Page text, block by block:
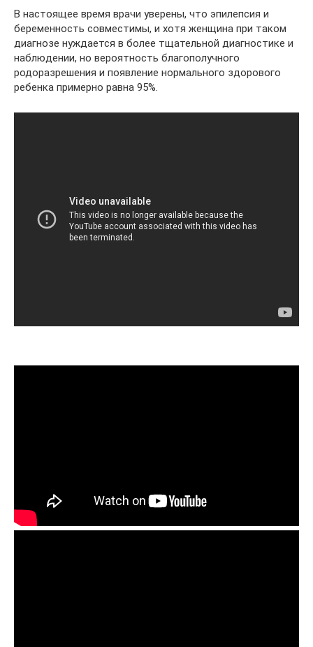
В настоящее время врачи уверены, что эпилепсия и
беременность совместимы, и хотя женщина при таком
диагнозе нуждается в более тщательной диагностике и
наблюдении, но вероятность благополучного
родоразрешения и появление нормального здорового
ребенка примерно равна 95%.